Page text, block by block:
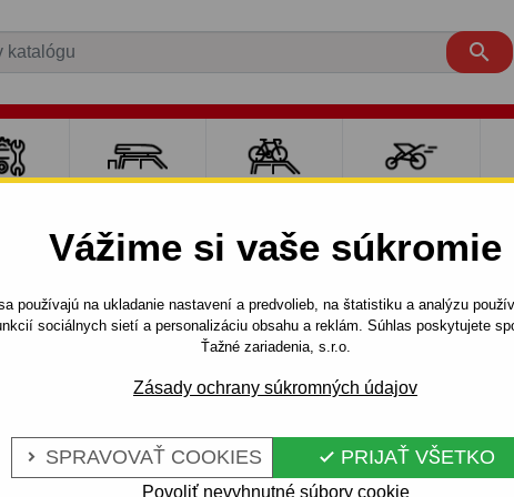
Vážime si vaše súkromie
používajú na ukladanie nastavení a predvolieb, na štatistiku a analýzu
sociálnych sietí a personalizáciu obsahu a reklám. Súhlas poskytujete
Ťažné zariadenia, s.r.o.
Zásady ochrany súkromných údajov
 SPRAVOVAŤ COOKIES  PRIJAŤ VŠETKO
Povoliť nevyhnutné súbory cookie

TOMPLAN SP. Z O.O.
tu momentálne nie sú priradené žiadne